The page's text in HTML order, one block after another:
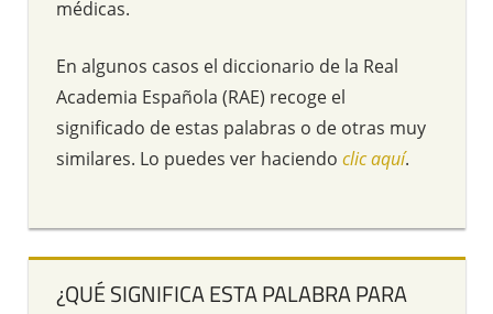
médicas.
En algunos casos el diccionario de la Real
Academia Española (RAE) recoge el
significado de estas palabras o de otras muy
similares. Lo puedes ver haciendo clic aquí.
¿QUÉ SIGNIFICA ESTA PALABRA PARA